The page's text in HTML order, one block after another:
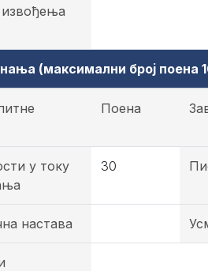
(максимални број поена
Поена
у току
30
настава